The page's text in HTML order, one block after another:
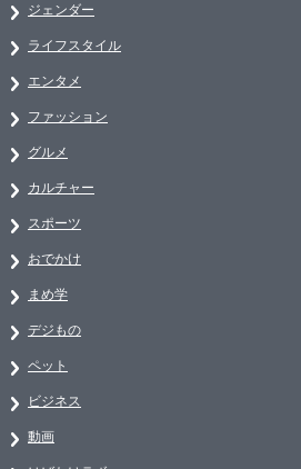
ジェンダー
ライフスタイル
エンタメ
ファッション
グルメ
カルチャー
スポーツ
おでかけ
まめ学
デジもの
ペット
ビジネス
動画